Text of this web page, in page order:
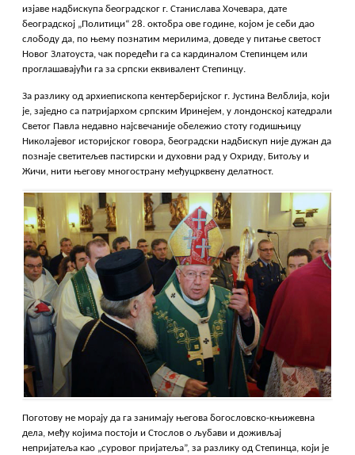
изјаве надбискупа београдског г. Станислава Хочевара, дате
београдској „Политици“ 28. октобра ове године, којом је себи дао
слободу да, по њему познатим мерилима, доведе у питање светост
Новог Златоуста, чак поредећи га са кардиналом Степинцем или
проглашавајући га за српски еквивалент Степинцу.
За разлику од архиепископа кентерберијског г. Јустина Велблија, који
је, заједно са патријархом српским Иринејем, у лондонској катедрали
Светог Павла недавно најсвечаније обележио стоту годишњицу
Николајевог историјског говора, београдски надбискуп није дужан да
познаје светитељев пастирски и духовни рад у Охриду, Битољу и
Жичи, нити његову многострану међуцрквену делатност.
Поготову не морају да га занимају његова богословско-књижевна
дела, међу којима постоји и Стослов о љубави и доживљај
непријатеља као „суровог пријатеља”, за разлику од Степинца, који је